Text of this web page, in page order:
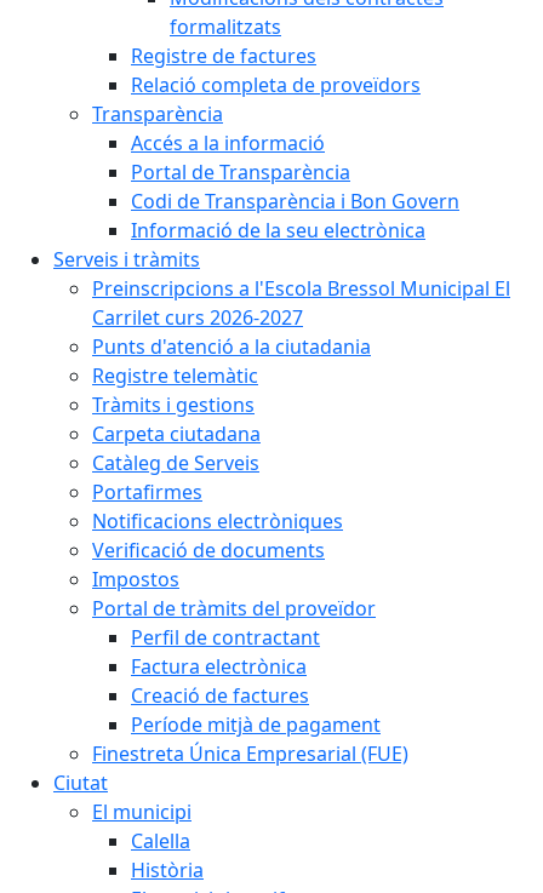
formalitzats
Registre de factures
Relació completa de proveïdors
Transparència
Accés a la informació
Portal de Transparència
Codi de Transparència i Bon Govern
Informació de la seu electrònica
Serveis i tràmits
Preinscripcions a l'Escola Bressol Municipal El
Carrilet curs 2026-2027
Punts d'atenció a la ciutadania
Registre telemàtic
Tràmits i gestions
Carpeta ciutadana
Catàleg de Serveis
Portafirmes
Notificacions electròniques
Verificació de documents
Impostos
Portal de tràmits del proveïdor
Perfil de contractant
Factura electrònica
Creació de factures
Període mitjà de pagament
Finestreta Única Empresarial (FUE)
Ciutat
El municipi
Calella
Història